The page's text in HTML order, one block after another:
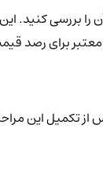
را بررسی کنید.
معتبر برای رصد
تکمیل این